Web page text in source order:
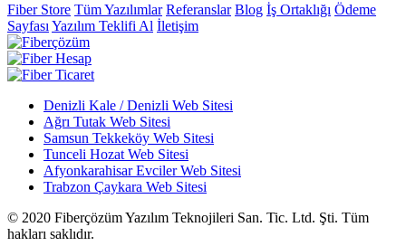
Fiber Store Tüm Yazılımlar Referanslar Blog İş Ortaklığı Ödeme
SayfasıYazılım Teklifi Al İletişim
Denizli Kale / Denizli Web Sitesi
Ağrı Tutak Web Sitesi
Samsun Tekkeköy Web Sitesi
Tunceli Hozat Web Sitesi
Afyonkarahisar Evciler Web Sitesi
Trabzon Çaykara Web Sitesi
© 2020 Fiberçözüm Yazılım Teknojileri San. Tic. Ltd. Şti. Tüm
hakları saklıdır.